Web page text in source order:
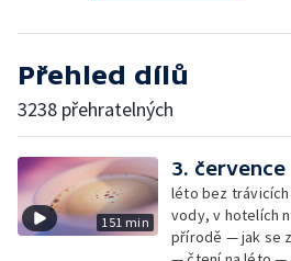
Přehled dílů
3238 přehratelných
151 min
3. července
léto bez
vody, v hotelích
přírodě — jak se